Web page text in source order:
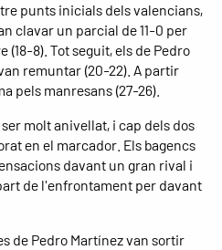
punts inicials dels valencians,
clavar un parcial de 11-0 per
8). Tot seguit, els de Pedro
remuntar (20-22). A partir
pels manresans (27-26).
molt anivellat, i cap dels dos
en el marcador. Els bagencs
davant un gran rival i
de l'enfrontament per davant
de Pedro Martínez van sortir